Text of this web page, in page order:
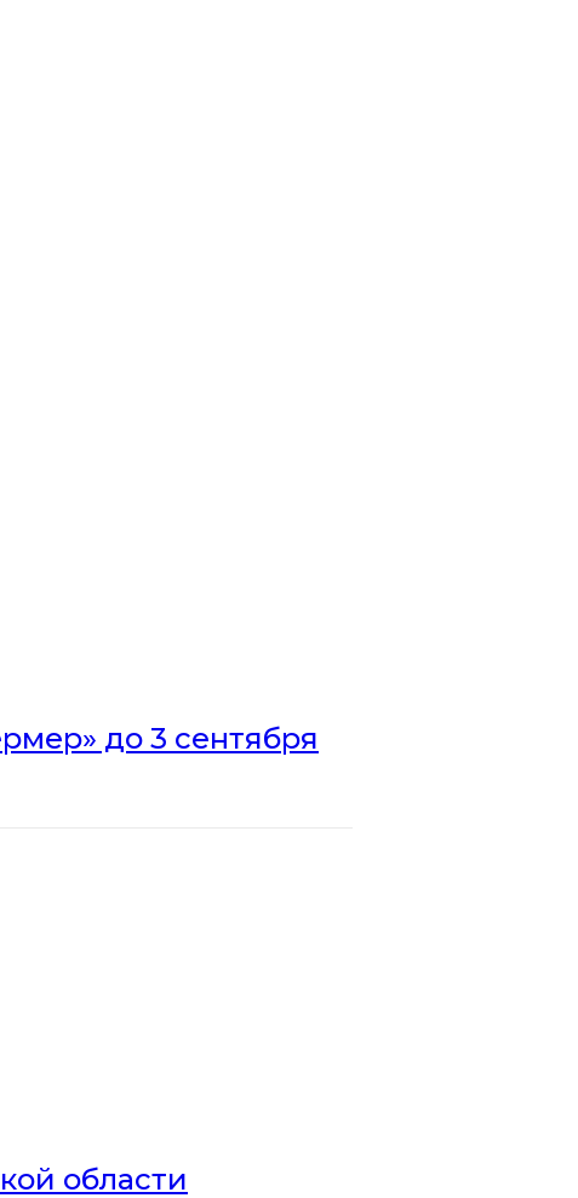
до 3 сентября
области